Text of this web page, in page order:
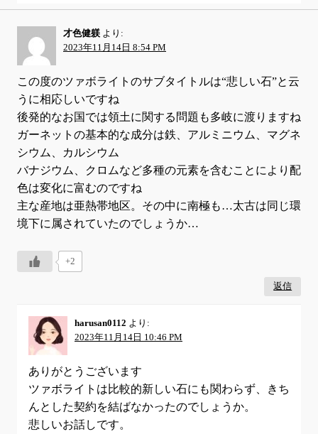
才色健躾 より:
2023年11月14日 8:54 PM
この度のツァボライトのサブタイトルは“悲しい石”と云
うに相応しいですね
後発的なお国では領土に関する問題も多岐に渡りますね
ガーネットの基本的な成分は鉄、アルミニウム、マグネ
シウム、カルシウム
バナジウム、クロムなど多種の元素を含むことにより配
色は変化に富むのですね
主な産地は亜熱帯地区。その中に南極も…太古は同じ環
境下に属されていたのでしょうか…
+2
返信
harusan0112 より:
2023年11月14日 10:46 PM
ありがとうございます
ツァボライトは比較的新しい石にも関わらず、きち
んとした契約を結ばなかったのでしょうか。
悲しいお話しです。